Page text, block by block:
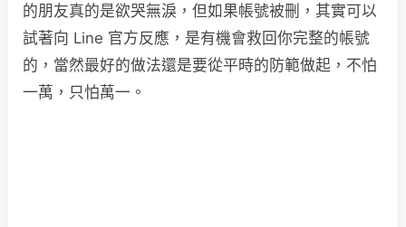
的朋友真的是欲哭無淚，但如果帳號被刪，其實可以
試著向 Line 官方反應，是有機會救回你完整的帳號
的，當然最好的做法還是要從平時的防範做起，不怕
一萬，只怕萬一。